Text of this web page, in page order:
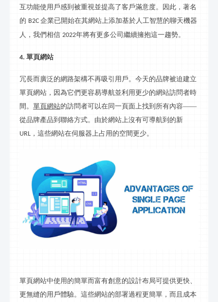
互功能使用戶感到被重視並提高了客戶滿意度。因此，著名
的 B2C 企業已開始在其網站上添加基於人工智慧的聊天機器
人，我們相信 2022年將有更多公司繼續擁抱這一趨勢。
4. 單頁網站
冗長而廣泛的網路架構不再吸引用戶。今天的品牌被迫建立
單頁網站，因為它們更容易導航並利用更少的網站訪問者時
間。 單頁網站的訪問者可以在同一頁面上找到所有內容——
從品牌產品到聯絡方式。由於網站上沒有可導航到的新
URL ，這些網站在伺服器上占用的空間更少。
單頁網站中使用的簡單而富有創意的設計布局可提供更快、
更無縫的用戶體驗。這些網站的部署過程更簡單，而且成本